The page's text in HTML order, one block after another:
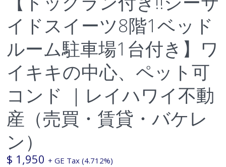
イドスイーツ8階1ベッド
ルーム駐車場1台付き】ワ
イキキの中心、ペット可
コンド ｜レイハワイ不動
産（売買・賃貸・バケレ
ン）
$ 1,950 + GE Tax (4.712%)